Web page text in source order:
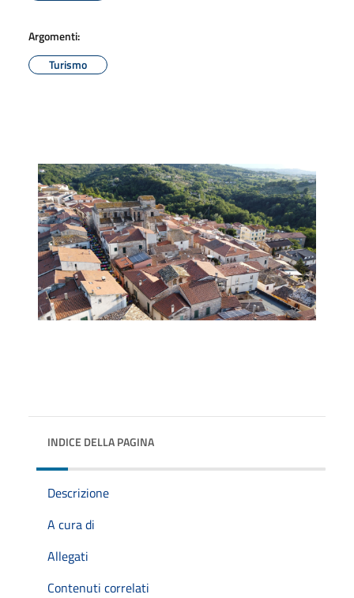
Argomenti:
Turismo
INDICE DELLA PAGINA
Descrizione
A cura di
Allegati
Contenuti correlati